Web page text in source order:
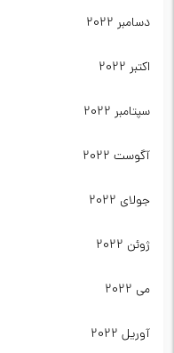
دسامبر 2022
اکتبر 2022
سپتامبر 2022
آگوست 2022
جولای 2022
ژوئن 2022
می 2022
آوریل 2022